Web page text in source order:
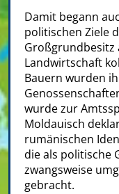
Damit begann
politischen Ziele
Großgrundbesitz
Landwirtschaft
Bauern wurden
wurde zur
Moldauisch
rumänischen
die als politische
zwangsweise
gebracht.